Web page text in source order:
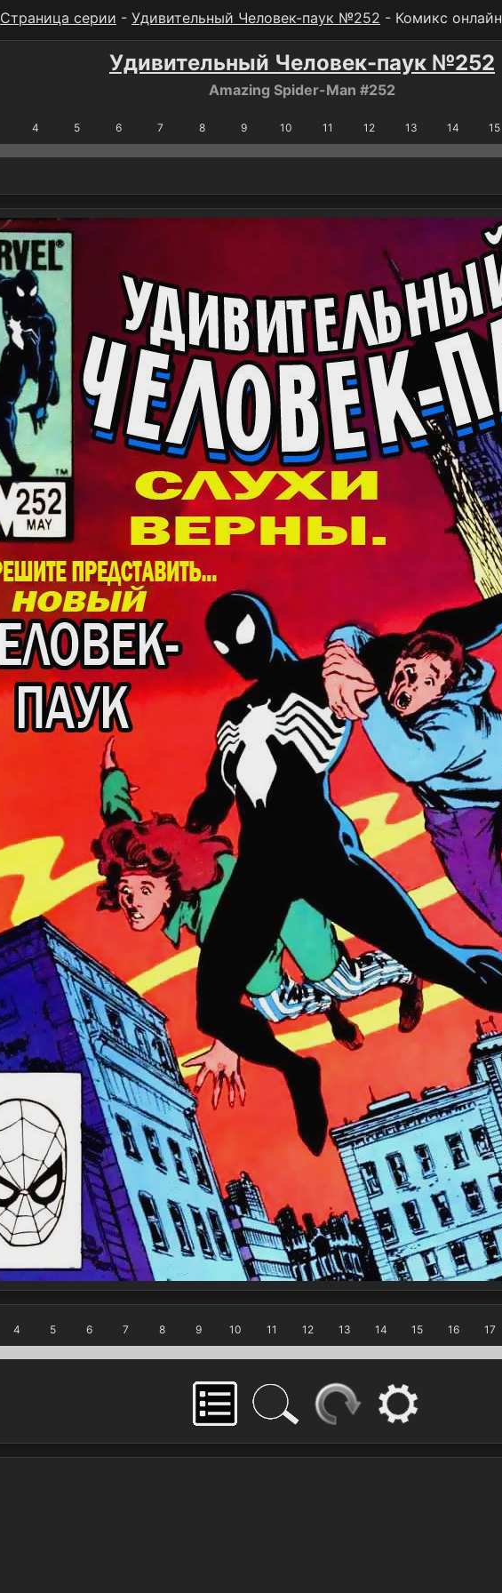
Страница серии - Удивительный Человек-паук №252 - Комикс онлайн
Удивительный Человек-паук №252
Amazing Spider-Man #252
4 5 6 7 8 9 10 11 12 13 14 15
4 5 6 7 8 9 10 11 12 13 14 15 16 17